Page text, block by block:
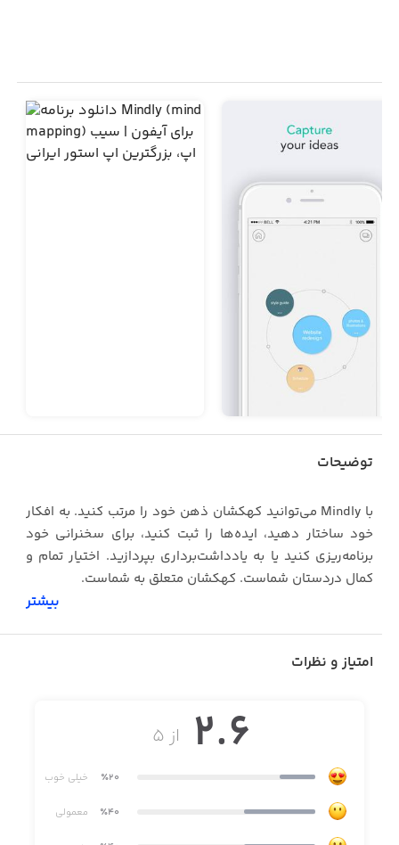
توضیحات
با Mindly می‌توانید کهکشان ذهن خود را مرتب کنید. به افکار
خود ساختار دهید، ایده‌ها را ثبت کنید، برای سخنرانی خود
برنامه‌ریزی کنید یا به یادداشت‌برداری بپردازید. اختیار تمام و
کمال دردستان شماست. کهکشان متعلق به شماست.
بیشتر
امتیاز و نظرات
از ۵ 2.6
٪20 خیلی خوب
٪40 معمولی